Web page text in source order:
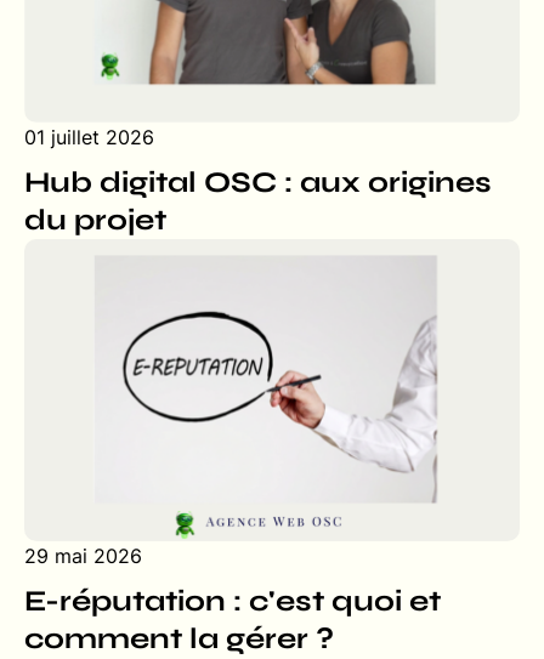
01 juillet 2026
Hub digital OSC : aux origines
du projet
29 mai 2026
E-réputation : c'est quoi et
comment la gérer ?